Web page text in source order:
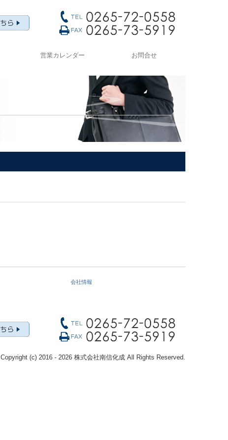
営業カレンダー お問合せ
会社情報
Copyright (c) 2016 - 2026 株式会社南信化成 All Rights Reserved.